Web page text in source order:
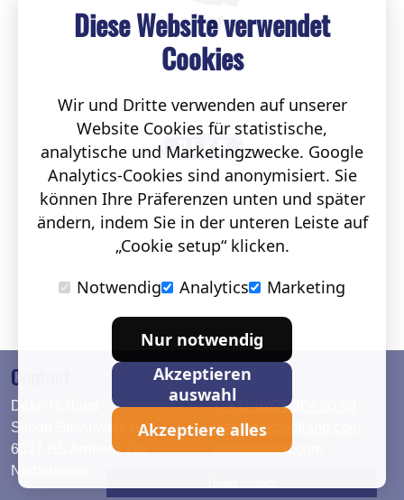
Contact
Deko Holland
Simon Stevinweg 19
6827 BS Arnhem The
Netherlands
T. +31 (0)26 384 90 80
info@dekoholland.com
dekoholland.com
Diese Website verwendet
Cookies
Wir und Dritte verwenden auf unserer
Website Cookies für statistische,
analytische und Marketingzwecke. Google
Analytics-Cookies sind anonymisiert. Sie
können Ihre Präferenzen unten und später
ändern, indem Sie in der unteren Leiste auf
„Cookie setup“ klicken.
Notwendig
Analytics Marketing
Nur notwendig
Akzeptieren
auswahl
Akzeptiere alles